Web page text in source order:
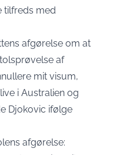
tilfreds med
afgørelse om at
af
mit visum,
i Australien og
Djokovic ifølge
afgørelse: